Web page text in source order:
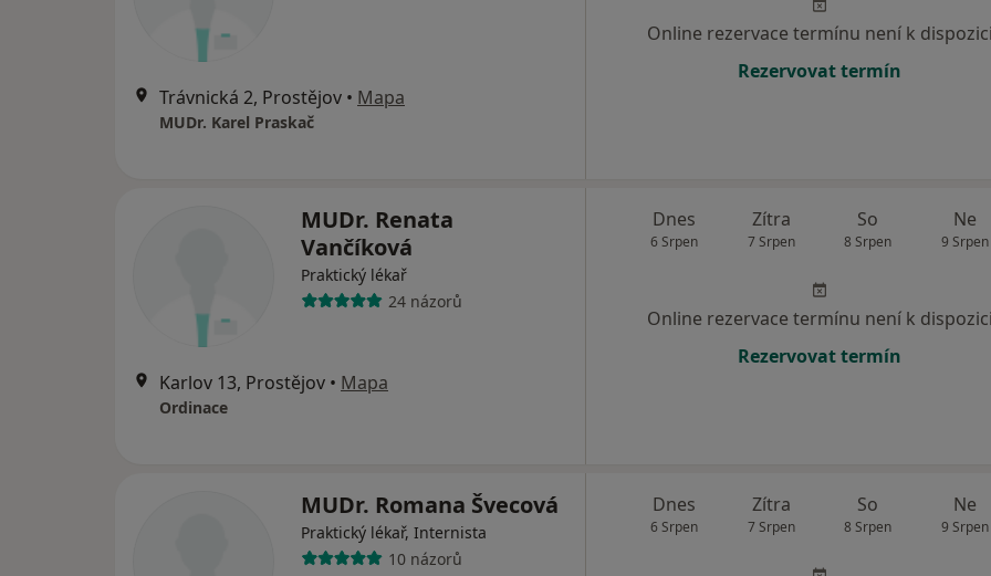
Trávnická 2, Prostějov • Mapa
MUDr. Karel Praskač
Online rezervace termínu není k dispozici
Rezervovat termín
MUDr. Renata
Vančíková
Praktický lékař
24 názorů
Karlov 13, Prostějov • Mapa
Ordinace
Dnes
6 Srpen
Zítra
7 Srpen
So
8 Srpen
Ne
9 Srpen
Online rezervace termínu není k dispozici
Rezervovat termín
MUDr. Romana Švecová
Praktický lékař, Internista
10 názorů
Dnes
6 Srpen
Zítra
7 Srpen
So
8 Srpen
Ne
9 Srpen